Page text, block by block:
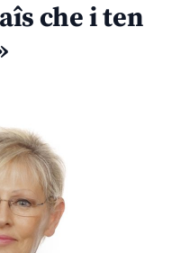
che i ten